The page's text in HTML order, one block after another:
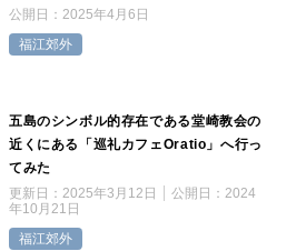
公開日： 2025年4月6日
福江郊外
五島のシンボル的存在である堂崎教会の
近くにある「巡礼カフェOratio」へ行っ
てみた
更新日： 2025年3月12日 公開日： 2024
年10月21日
福江郊外